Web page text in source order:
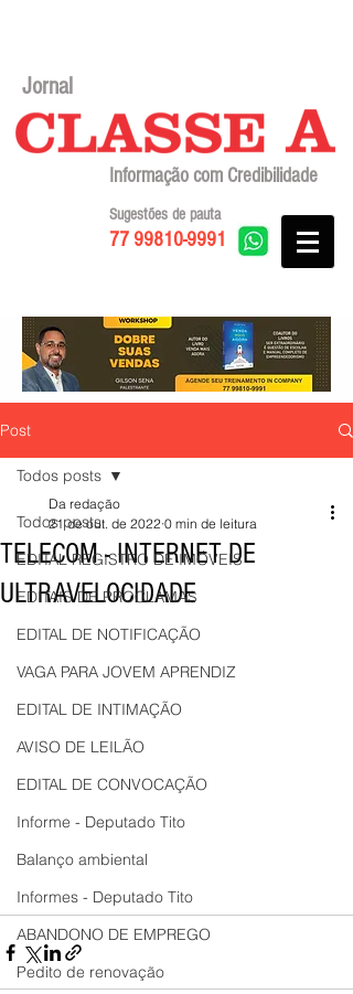
Jornal
Informação com Credibilidade
77 99810-9991
Sugestões de pauta
Post
Todos posts
EDITAL REGISTRO DE IMÓVEIS
EDITAIS DE PROCLAMAS
EDITAL DE NOTIFICAÇÃO
VAGA PARA JOVEM APRENDIZ
EDITAL DE INTIMAÇÃO
AVISO DE LEILÃO
EDITAL DE CONVOCAÇÃO
Informe - Deputado Tito
Balanço ambiental
Informes - Deputado Tito
ABANDONO DE EMPREGO
Pedito de renovação
Todos posts
TELECOM - INTERNET DE
ULTRAVELOCIDADE
Da redação
21 de out. de 2022 0 min de leitura